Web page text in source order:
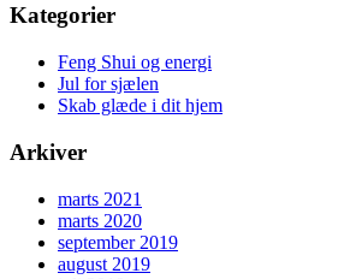
Kategorier
Feng Shui og energi
Jul for sjælen
Skab glæde i dit hjem
Arkiver
marts 2021
marts 2020
september 2019
august 2019